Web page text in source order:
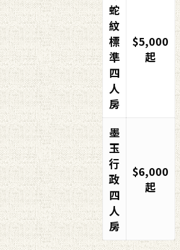
蛇
紋
標
準
四
人
房
$5,000
起
墨
玉
行
政
四
人
房
$6,000
起